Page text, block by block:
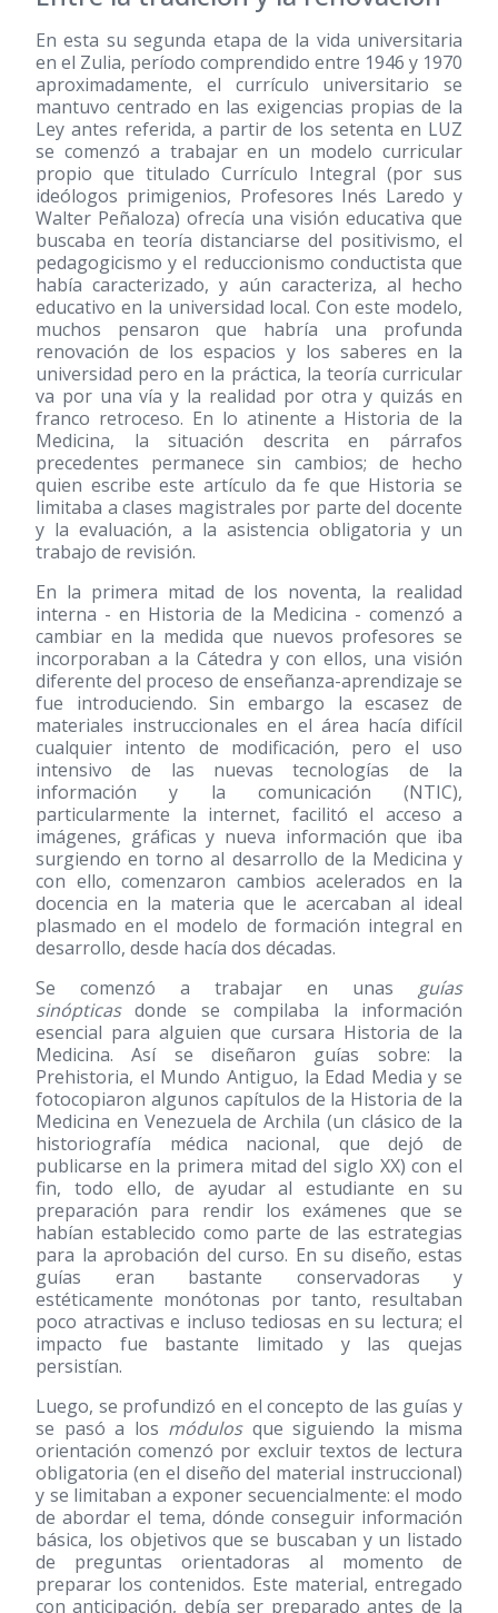
En esta su segunda etapa de la vida universitaria
en el Zulia, período comprendido entre 1946 y 1970
aproximadamente, el currículo universitario se
mantuvo centrado en las exigencias propias de la
Ley antes referida, a partir de los setenta en LUZ
se comenzó a trabajar en un modelo curricular
propio que titulado Currículo Integral (por sus
ideólogos primigenios, Profesores Inés Laredo y
Walter Peñaloza) ofrecía una visión educativa que
buscaba en teoría distanciarse del positivismo, el
pedagogicismo y el reduccionismo conductista que
había caracterizado, y aún caracteriza, al hecho
educativo en la universidad local. Con este modelo,
muchos pensaron que habría una profunda
renovación de los espacios y los saberes en la
universidad pero en la práctica, la teoría curricular
va por una vía y la realidad por otra y quizás en
franco retroceso. En lo atinente a Historia de la
Medicina, la situación descrita en párrafos
precedentes permanece sin cambios; de hecho
quien escribe este artículo da fe que Historia se
limitaba a clases magistrales por parte del docente
y la evaluación, a la asistencia obligatoria y un
trabajo de revisión.
En la primera mitad de los noventa, la realidad
interna - en Historia de la Medicina - comenzó a
cambiar en la medida que nuevos profesores se
incorporaban a la Cátedra y con ellos, una visión
diferente del proceso de enseñanza-aprendizaje se
fue introduciendo. Sin embargo la escasez de
materiales instruccionales en el área hacía difícil
cualquier intento de modificación, pero el uso
intensivo de las nuevas tecnologías de la
información y la comunicación (NTIC),
particularmente la internet, facilitó el acceso a
imágenes, gráficas y nueva información que iba
surgiendo en torno al desarrollo de la Medicina y
con ello, comenzaron cambios acelerados en la
docencia en la materia que le acercaban al ideal
plasmado en el modelo de formación integral en
desarrollo, desde hacía dos décadas.
Se comenzó a trabajar en unas guías
sinópticasdonde se compilaba la información
esencial para alguien que cursara Historia de la
Medicina. Así se diseñaron guías sobre: la
Prehistoria, el Mundo Antiguo, la Edad Media y se
fotocopiaron algunos capítulos de la Historia de la
Medicina en Venezuela de Archila (un clásico de la
historiografía médica nacional, que dejó de
publicarse en la primera mitad del siglo XX) con el
fin, todo ello, de ayudar al estudiante en su
preparación para rendir los exámenes que se
habían establecido como parte de las estrategias
para la aprobación del curso. En su diseño, estas
guías eran bastante conservadoras y
estéticamente monótonas por tanto, resultaban
poco atractivas e incluso tediosas en su lectura; el
impacto fue bastante limitado y las quejas
persistían.
Luego, se profundizó en el concepto de las guías y
se pasó a los módulosque siguiendo la misma
orientación comenzó por excluir textos de lectura
obligatoria (en el diseño del material instruccional)
y se limitaban a exponer secuencialmente: el modo
de abordar el tema, dónde conseguir información
básica, los objetivos que se buscaban y un listado
de preguntas orientadoras al momento de
preparar los contenidos. Este material, entregado
con anticipación, debía ser preparado antes de la